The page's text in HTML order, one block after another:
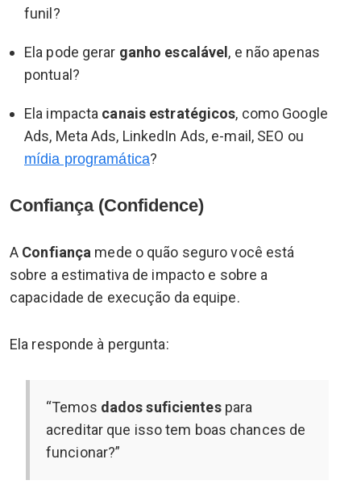
funil?
Ela pode gerar ganho escalável , e não apenas
pontual?
Ela impacta canais estratégicos, como Google
Ads, Meta Ads, LinkedIn Ads, e-mail, SEO ou
mídia programática?
Confiança (Confidence)
A Confiança mede o quão seguro você está
sobre a estimativa de impacto e sobre a
capacidade de execução da equipe.
Ela responde à pergunta:
“Temos dados suficientespara
acreditar que isso tem boas chances de
funcionar?”